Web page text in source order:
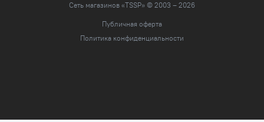
Сеть магазинов «TSSP» © 2003 – 2026
Публичная оферта
Политика конфиденциальности